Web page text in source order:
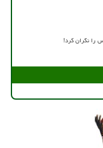
را نگران کرد!